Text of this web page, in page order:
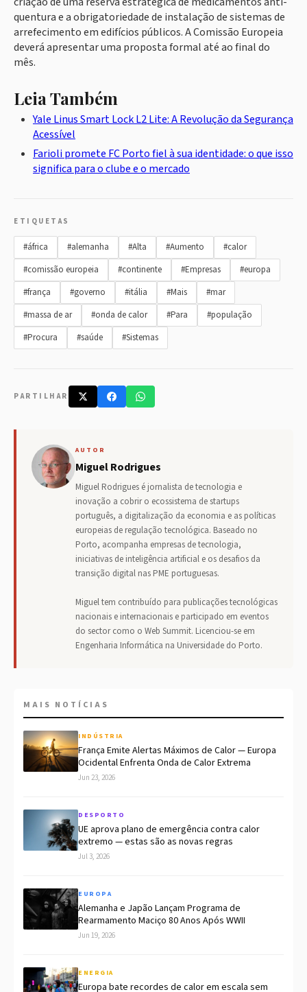
quentura e a obrigatoriedade de instalação de sistemas de
arrefecimento em edifícios públicos. A Comissão Europeia
deverá apresentar uma proposta formal até ao final do
mês.
Leia Também
Yale Linus Smart Lock L2 Lite: A Revolução da Segurança
Acessível
Farioli promete FC Porto fiel à sua identidade: o que isso
significa para o clube e o mercado
ETIQUETAS
#áfrica #alemanha #Alta #Aumento
#calor
#comissão europeia
#continente #Empresas
#europa
#frança
#governo #itália #Mais
#mar
#massa de ar
#onda de calor #Para
#população
#Procura
#saúde #Sistemas
PARTILHAR
AUTOR
Miguel Rodrigues
Miguel Rodrigues é jornalista de tecnologia e
inovação a cobrir o ecossistema de startups
português, a digitalização da economia e as políticas
europeias de regulação tecnológica. Baseado no
Porto, acompanha empresas de tecnologia,
iniciativas de inteligência artificial e os desafios da
transição digital nas PME portuguesas.
Miguel tem contribuído para publicações tecnológicas
nacionais e internacionais e participado em eventos
do sector como o Web Summit. Licenciou-se em
Engenharia Informática na Universidade do Porto.
MAIS NOTÍCIAS
INDÚSTRIA
França Emite Alertas Máximos de Calor — Europa
Ocidental Enfrenta Onda de Calor Extrema
Jun 23, 2026
DESPORTO
UE aprova plano de emergência contra calor
extremo — estas são as novas regras
Jul 3, 2026
EUROPA
Alemanha e Japão Lançam Programa de
Rearmamento Maciço 80 Anos Após WWII
Jun 19, 2026
ENERGIA
Europa bate recordes de calor em escala sem